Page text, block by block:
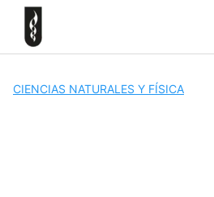
Skip
content
CIENCIAS NATURALES Y FÍSICA